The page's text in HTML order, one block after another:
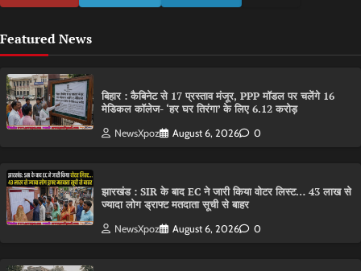
Featured News
बिहार : कैबिनेट से 17 प्रस्ताव मंजूर, PPP मॉडल पर चलेंगे 16
मेडिकल कॉलेज- ‘हर घर तिरंगा’ के लिए 6.12 करोड़
NewsXpoz August 6, 2026 0
झारखंड : SIR के बाद EC ने जारी किया वोटर लिस्ट… 43 लाख से
ज्यादा लोग ड्राफ्ट मतदाता सूची से बाहर
NewsXpoz August 6, 2026 0